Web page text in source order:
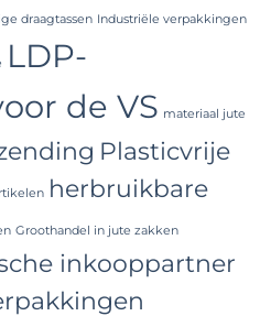
draagtassen Industriële verpakkingen
LDP-
de VS materiaal jute
Plasticvrije
herbruikbare
Groothandel in jute zakken
inkooppartner